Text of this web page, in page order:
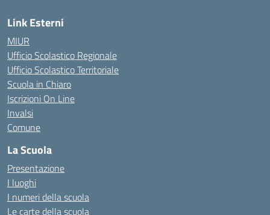
Link Esterni
MIUR
Ufficio Scolastico Regionale
Ufficio Scolastico Territoriale
Scuola in Chiaro
Iscrizioni On Line
Invalsi
Comune
La Scuola
Presentazione
I luoghi
I numeri della scuola
Le carte della scuola